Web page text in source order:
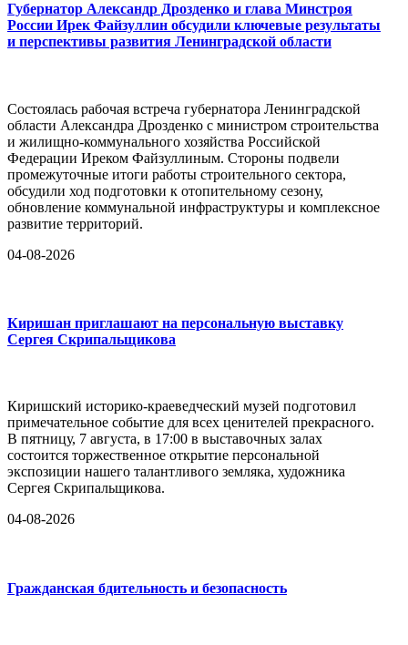
Губернатор Александр Дрозденко и глава Минстроя
России Ирек Файзуллин обсудили ключевые результаты
и перспективы развития Ленинградской области
Состоялась рабочая встреча губернатора Ленинградской
области Александра Дрозденко с министром строительства
и жилищно-коммунального хозяйства Российской
Федерации Иреком Файзуллиным. Стороны подвели
промежуточные итоги работы строительного сектора,
обсудили ход подготовки к отопительному сезону,
обновление коммунальной инфраструктуры и комплексное
развитие территорий.
04-08-2026
Киришан приглашают на персональную выставку
Сергея Скрипальщикова
Киришский историко-краеведческий музей подготовил
примечательное событие для всех ценителей прекрасного.
В пятницу, 7 августа, в 17:00 в выставочных залах
состоится торжественное открытие персональной
экспозиции нашего талантливого земляка, художника
Сергея Скрипальщикова.
04-08-2026
Гражданская бдительность и безопасность